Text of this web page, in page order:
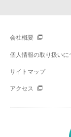
会社概要
個人情報の取り扱いに
サイトマップ
アクセス